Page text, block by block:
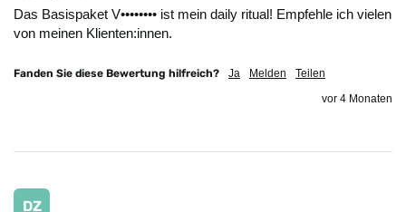
Das Basispaket V•••••••• ist mein daily ritual! Empfehle ich vielen
von meinen Klienten:innen.
Fanden Sie diese Bewertung hilfreich? Ja Melden
Teilen
vor 4 Monaten
DZ